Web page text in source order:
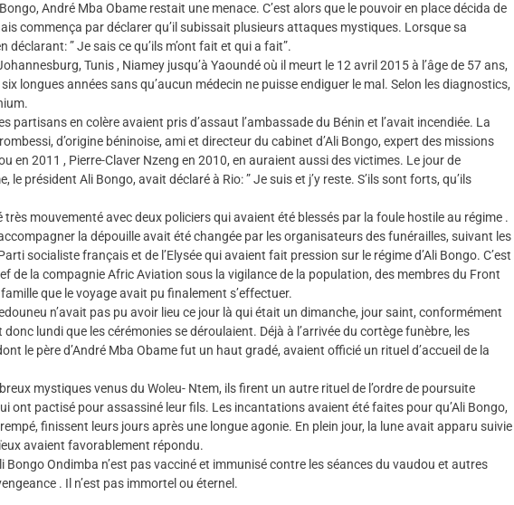
André Mba Obame restait une menace. C’est alors que le pouvoir en place décida de
commença par déclarer qu’il subissait plusieurs attaques mystiques. Lorsque sa
” Je sais ce qu’ils m’ont fait et qui a fait”.
Tunis , Niamey jusqu’à Yaoundé où il meurt le 12 avril 2015 à l’âge de 57 ans,
longues années sans qu’aucun médecin ne puisse endiguer le mal. Selon les diagnostics,
partisans en colère avaient pris d’assaut l’ambassade du Bénin et l’avait incendiée. La
d’origine béninoise, ami et directeur du cabinet d’Ali Bongo, expert des missions
en 2011 , Pierre-Claver Nzeng en 2010, en auraient aussi des victimes. Le jour de
le président Ali Bongo, avait déclaré à Rio: ” Je suis et j’y reste. S’ils sont forts, qu’ils
très mouvementé avec deux policiers qui avaient été blessés par la foule hostile au régime .
la dépouille avait été changée par les organisateurs des funérailles, suivant les
socialiste français et de l’Elysée qui avaient fait pression sur le régime d’Ali Bongo. C’est
de la compagnie Afric Aviation sous la vigilance de la population, des membres du Front
que le voyage avait pu finalement s’effectuer.
n’avait pas pu avoir lieu ce jour là qui était un dimanche, jour saint, conformément
lundi que les cérémonies se déroulaient. Déjà à l’arrivée du cortège funèbre, les
le père d’André Mba Obame fut un haut gradé, avaient officié un rituel d’accueil de la
mystiques venus du Woleu- Ntem, ils firent un autre rituel de l’ordre de poursuite
ont pactisé pour assassiné leur fils. Les incantations avaient été faites pour qu’Ali Bongo,
finissent leurs jours après une longue agonie. En plein jour, la lune avait apparu suivie
avaient favorablement répondu.
Ondimba n’est pas vacciné et immunisé contre les séances du vaudou et autres
. Il n’est pas immortel ou éternel.